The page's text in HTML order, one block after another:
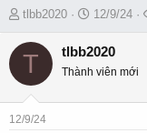
T
r
s
tlbb2020
S
a
12/9/24
T tlbb2020
Thành viên mới
12/9/24